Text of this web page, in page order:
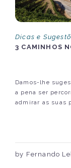
Dicas e
3 CAMINHOS
Damos-lhe
a pena ser
admirar as suas
by Fernando